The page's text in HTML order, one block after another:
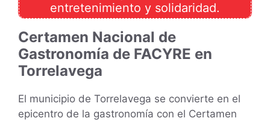
entretenimiento y solidaridad.
Certamen Nacional de
Gastronomía de FACYRE en
Torrelavega
El municipio de Torrelavega se convierte en el
epicentro de la gastronomía con el Certamen